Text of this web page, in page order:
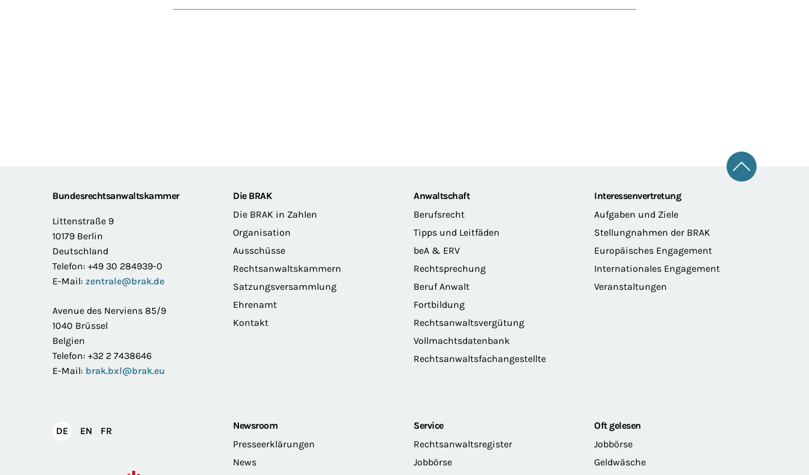
Footer
Zum
Bundesrechtsanwaltskammer
Littenstraße 9
10179 Berlin
Deutschland
Telefon: +49 30 284939-0
E-Mail: zentrale@brak.de
Avenue des Nerviens 85/9
1040 Brüssel
Belgien
Telefon: +32 2 7438646
E-Mail: brak.bxl@brak.eu
Die BRAK
Die BRAK in Zahlen
Organisation
Ausschüsse
Rechtsanwaltskammern
Satzungsversammlung
Ehrenamt
Kontakt
Anwaltschaft
Berufsrecht
Tipps und Leitfäden
beA & ERV
Rechtsprechung
Beruf Anwalt
Fortbildung
Rechtsanwaltsvergütung
Vollmachtsdatenbank
Rechtsanwaltsfachangestellte
Interessenvertretung
Aufgaben und Ziele
Stellungnahmen der BRAK
Europäisches Engagement
Internationales Engagement
Veranstaltungen
DEDeutsch
EN English
FR
Newsroom
Presseerklärungen
News
Service
Rechtsanwaltsregister
Jobbörse
Oft gelesen
Jobbörse
Geldwäsche